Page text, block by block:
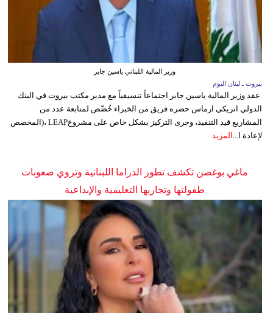
وزير المالية اللبناني ياسين جابر
بيروت ـ لبنان اليوم
عقد وزير المالية ياسين جابر اجتماعاً تنسيقياً مع مدير مكتب بيروت في البنك
الدولي انريكي ارماس حضره فريق من الخبراء خُصِّص لمتابعة عدد من
المشاريع قيد التنفيذ، وجرى التركيز بشكل خاص على مشروعLEAP ،(المخصص
لإعادة ا...
المزيد
ماغي بوغصن تكشف تطور الدراما اللبنانية وتروي صعوبات
طفولتها وتجاربها التعليمية والإبداعية